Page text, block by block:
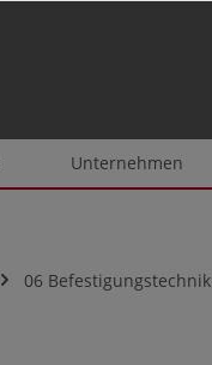
Unternehmen
06 Befestigungstechnik